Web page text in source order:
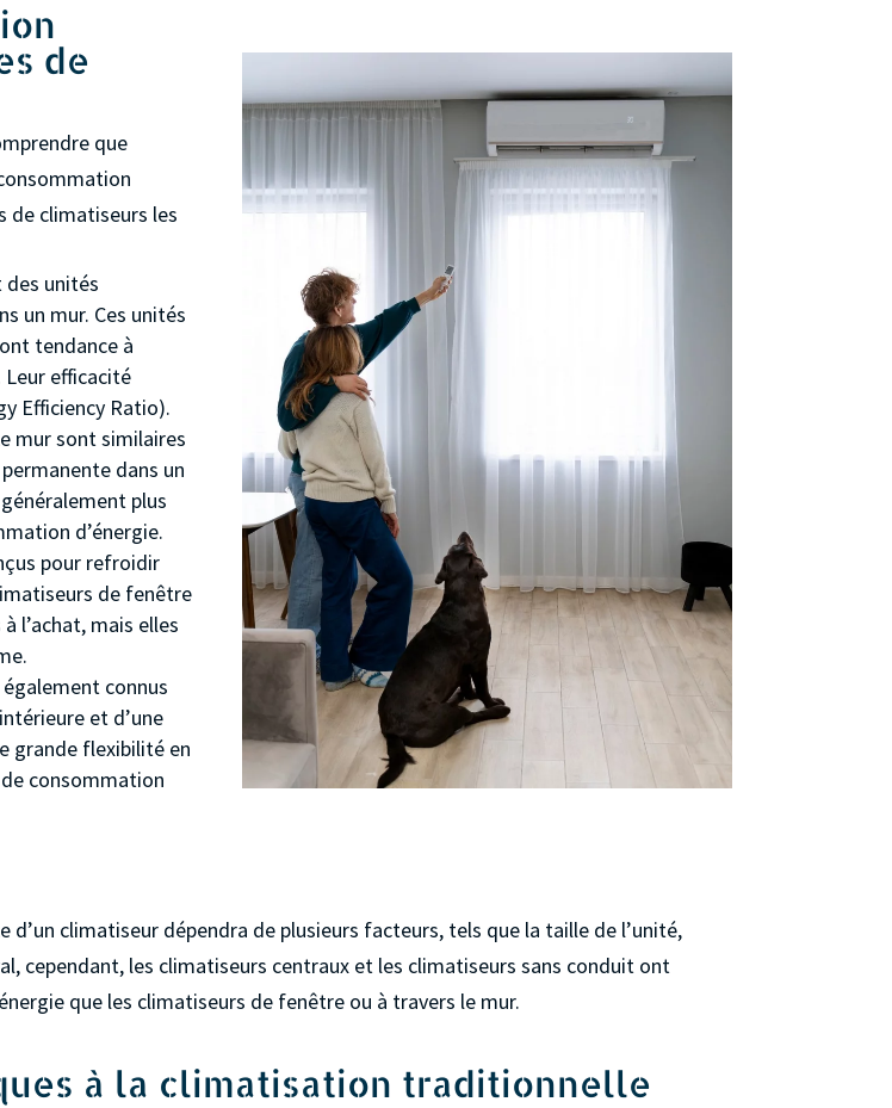
de
que
de climatiseurs les
unités
un mur. Ces unités
tendance à
Leur efficacité
Efficiency Ratio).
mur sont similaires
dans un
plus
d’énergie.
pour refroidir
de fenêtre
l’achat, mais elles
connus
et d’une
grande flexibilité en
consommation
climatiseur dépendra de plusieurs facteurs, tels que la taille de l’unité,
cependant, les climatiseurs centraux et les climatiseurs sans conduit ont
que les climatiseurs de fenêtre ou à travers le mur.
à la climatisation traditionnelle